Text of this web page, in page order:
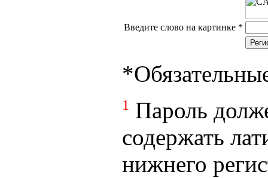
Введите слово на картинке *
*
1 Пароль
содержать
нижнего